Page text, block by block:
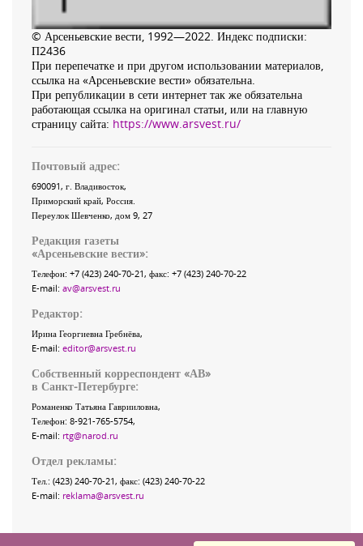
© Арсеньевские вести, 1992—2022. Индекс подписки:
П2436
При перепечатке и при другом использовании материалов,
ссылка на «Арсеньевские вести» обязательна.
При републикации в сети интернет так же обязательна
работающая ссылка на оригинал статьи, или на главную
страницу сайта: https://www.arsvest.ru/
Почтовый адрес:
690091, г. Владивосток,
Приморский край, Россия.
Переулок Шевченко, дом 9, 27
Редакция газеты
«Арсеньевские вести»:
Телефон: +7 (423) 240-70-21, факс: +7 (423) 240-70-22
E-mail: av@arsvest.ru
Редактор:
Ирина Георгиевна Гребнёва,
E-mail: editor@arsvest.ru
Собственный корреспондент «АВ»
в Санкт-Петербурге:
Романенко Татьяна Гаврииловна,
Телефон: 8-921-765-5754,
E-mail: rtg@narod.ru
Отдел рекламы:
Тел.: (423) 240-70-21, факс: (423) 240-70-22
E-mail: reklama@arsvest.ru